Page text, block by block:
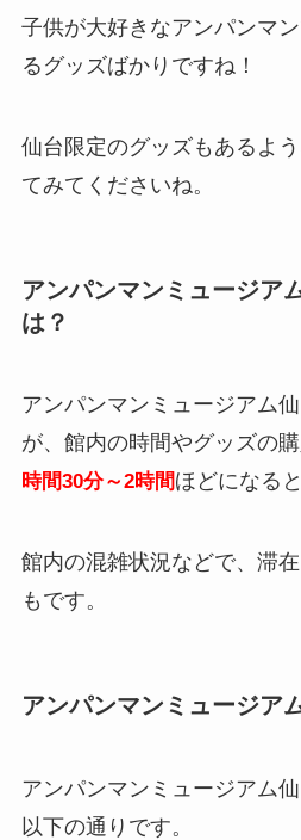
子供が大好きなアンパンマ
るグッズばかりですね！
仙台限定のグッズもあるよ
てみてくださいね。
アンパンマンミュージア
は？
アンパンマンミュージアム
が、館内の時間やグッズの
時間30分～2時間ほどになる
館内の混雑状況などで、滞
もです。
アンパンマンミュージア
アンパンマンミュージアム
以下の通りです。